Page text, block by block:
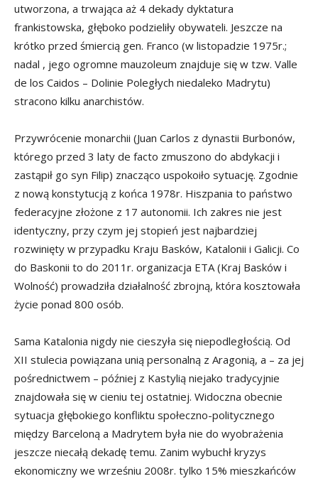
utworzona, a trwająca aż 4 dekady dyktatura
frankistowska, głęboko podzieliły obywateli. Jeszcze na
krótko przed śmiercią gen. Franco (w listopadzie 1975r.;
nadal , jego ogromne mauzoleum znajduje się w tzw. Valle
de los Caidos – Dolinie Poległych niedaleko Madrytu)
stracono kilku anarchistów.
Przywrócenie monarchii (Juan Carlos z dynastii Burbonów,
którego przed 3 laty de facto zmuszono do abdykacji i
zastąpił go syn Filip) znacząco uspokoiło sytuację. Zgodnie
z nową konstytucją z końca 1978r. Hiszpania to państwo
federacyjne złożone z 17 autonomii. Ich zakres nie jest
identyczny, przy czym jej stopień jest najbardziej
rozwinięty w przypadku Kraju Basków, Katalonii i Galicji. Co
do Baskonii to do 2011r. organizacja ETA (Kraj Basków i
Wolność) prowadziła działalność zbrojną, która kosztowała
życie ponad 800 osób.
Sama Katalonia nigdy nie cieszyła się niepodległością. Od
XII stulecia powiązana unią personalną z Aragonią, a – za jej
pośrednictwem – później z Kastylią niejako tradycyjnie
znajdowała się w cieniu tej ostatniej. Widoczna obecnie
sytuacja głębokiego konfliktu społeczno-politycznego
między Barceloną a Madrytem była nie do wyobrażenia
jeszcze niecałą dekadę temu. Zanim wybuchł kryzys
ekonomiczny we wrześniu 2008r. tylko 15% mieszkańców